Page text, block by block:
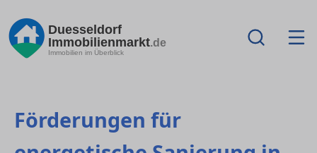
Duesseldorf
Immobilienmarkt.de
Immobilien im Überblick
Förderungen für